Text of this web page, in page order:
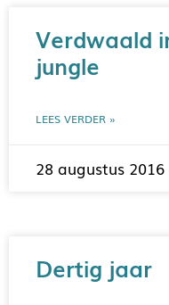
Verdwaald
jungle
LEES VERDER »
28 augustus 2016
Dertig jaar